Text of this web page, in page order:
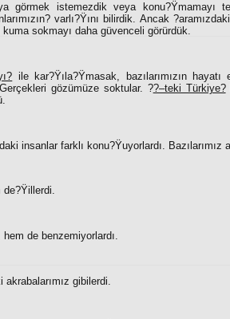
görmek istemezdik veya konu?Ÿmamayı
?varlı?Ÿını bilirdik. Ancak ?
sokmayı daha güvenceli görürdük.
ile kar?Ÿıla?Ÿmasak, bazılarımızın
Gerçekleri gözümüze soktular. ??–teki Türkiye?
insanlar farklı konu?Ÿuyorlardı. Bazılarımız
de?Ÿillerdi.
de benzemiyorlardı.
gibilerdi.